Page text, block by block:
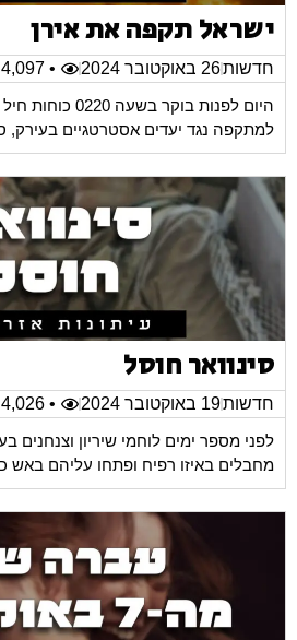
ישראל תקפה את אירן
חדשות26 באוקטובר 2024
• 4,097
היום לפנות בוקר
למתקפה נגד יעדים אסטרטגיים בעירק,
סינוואר חוסל
חדשות19 באוקטובר 2024
• 4,026
לפני מספר ימים לוחמי שיריון וצנחנים
מחבלים באיזו רפיח ופתחו עליהם באש